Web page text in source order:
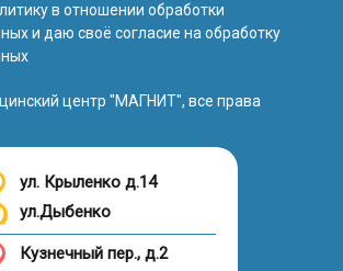
в отношении обработки
и даю своё согласие на обработку
центр "МАГНИТ", все права
ул. Крыленко д.14
ул.Дыбенко
Кузнечный пер., д.2